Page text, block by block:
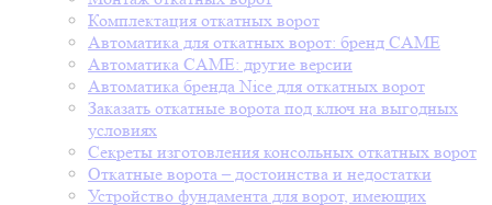
Комплектация откатных ворот
Автоматика для откатных ворот: бренд CAME
Автоматика CAME: другие версии
Автоматика бренда Nice для откатных ворот
Заказать откатные ворота под ключ на выгодных
условиях
Секреты изготовления консольных откатных ворот
Откатные ворота – достоинства и недостатки
Устройство фундамента для ворот, имеющих